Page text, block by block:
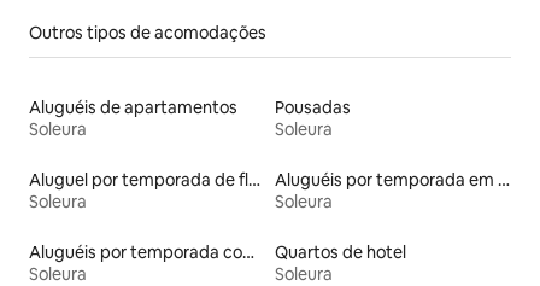
Outros tipos de acomodações
Aluguéis de apartamentos
Soleura
Pousadas
Soleura
Aluguel por temporada de flats
Soleura
Aluguéis por temporada em hotéis-fazenda
Soleura
Aluguéis por temporada com sauna
Soleura
Quartos de hotel
Soleura